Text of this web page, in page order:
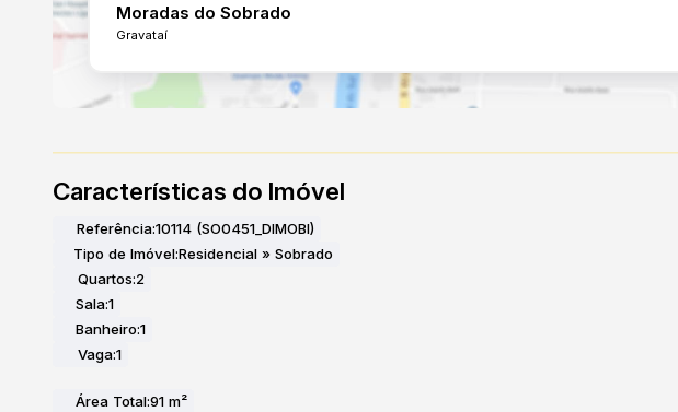
Moradas do Sobrado
Gravataí
Características do Imóvel
Referência:10114 (SO0451_DIMOBI)
Tipo de Imóvel:Residencial » Sobrado
Quartos:2
Sala:1
Banheiro:1
Vaga:1
Área Total:91 m²